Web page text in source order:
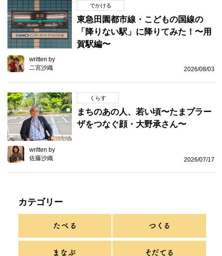
でかける
東急田園都市線・こどもの国線の
「降りない駅」に降りてみた！〜用
賀駅編〜
written by
二宮沙織
2026/08/03
くらす
まちのあの人、若い頃〜たまプラー
ザをつなぐ顔・大野承さん〜
written by
佐藤沙織
2026/07/17
カテゴリー